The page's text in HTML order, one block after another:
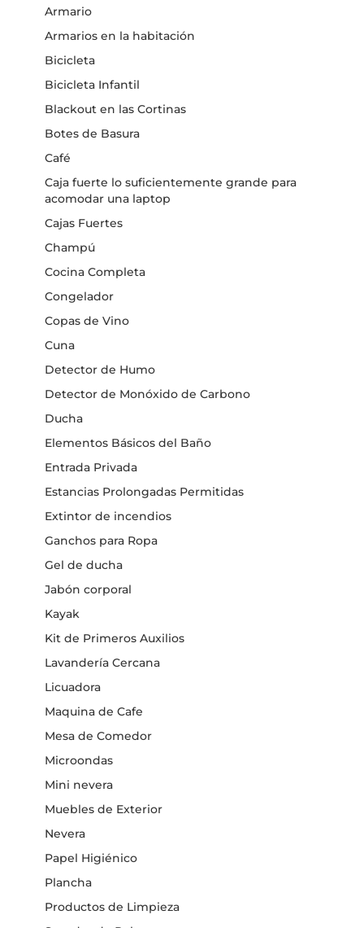
Armario
Armarios en la habitación
Bicicleta
Bicicleta Infantil
Blackout en las Cortinas
Botes de Basura
Café
Caja fuerte lo suficientemente grande para
acomodar una laptop
Cajas Fuertes
Champú
Cocina Completa
Congelador
Copas de Vino
Cuna
Detector de Humo
Detector de Monóxido de Carbono
Ducha
Elementos Básicos del Baño
Entrada Privada
Estancias Prolongadas Permitidas
Extintor de incendios
Ganchos para Ropa
Gel de ducha
Jabón corporal
Kayak
Kit de Primeros Auxilios
Lavandería Cercana
Licuadora
Maquina de Cafe
Mesa de Comedor
Microondas
Mini nevera
Muebles de Exterior
Nevera
Papel Higiénico
Plancha
Productos de Limpieza